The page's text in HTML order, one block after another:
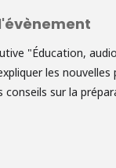
"Éducation,
les
conseils sur la